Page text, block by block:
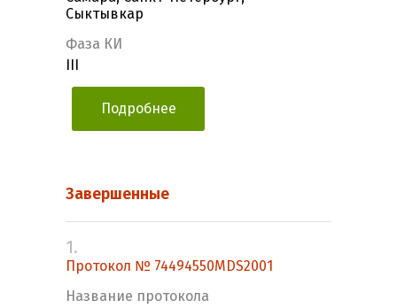
Сыктывкар
Фаза КИ
Подробнее
Завершенные
1.
Протокол № 74494550MDS2001
Название протокола